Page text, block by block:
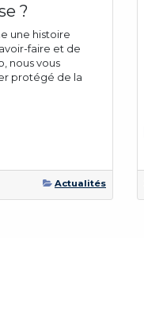
?
une histoire
faire et de
nous vous
protégé de la
Actualités